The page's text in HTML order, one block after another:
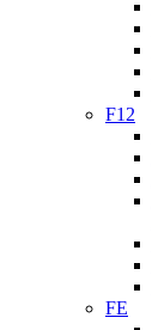
F12
FE